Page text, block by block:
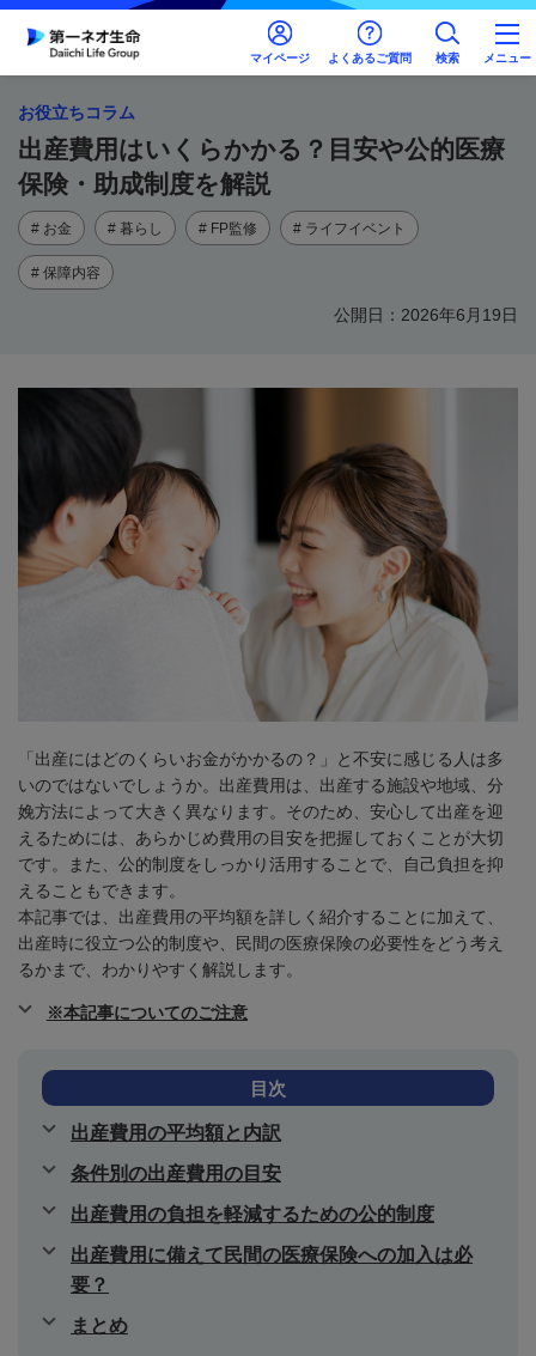
マイページ よくあるご質問 検索 メニュー
お役立ちコラム
出産費用はいくらかかる？目安や公的医療
保険・助成制度を解説
# お金 # 暮らし # FP監修 # ライフイベント
# 保障内容
公開日：2026年6月19日
「出産にはどのくらいお金がかかるの？」と不安に感じる人は多
いのではないでしょうか。出産費用は、出産する施設や地域、分
娩方法によって大きく異なります。そのため、安心して出産を迎
えるためには、あらかじめ費用の目安を把握しておくことが大切
です。また、公的制度をしっかり活用することで、自己負担を抑
えることもできます。
本記事では、出産費用の平均額を詳しく紹介することに加えて、
出産時に役立つ公的制度や、民間の医療保険の必要性をどう考え
るかまで、わかりやすく解説します。
※本記事についてのご注意
目次
出産費用の平均額と内訳
条件別の出産費用の目安
出産費用の負担を軽減するための公的制度
出産費用に備えて民間の医療保険への加入は必
要？
まとめ